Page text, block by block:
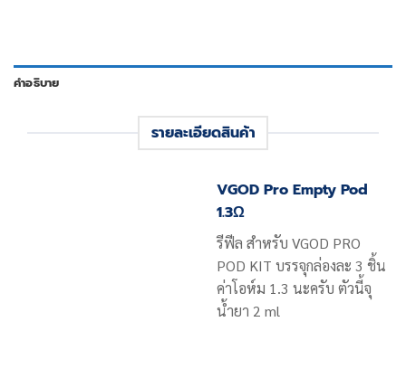
คำอธิบาย
รายละเอียดสินค้า
VGOD Pro Empty Pod
1.3Ω
รีฟีล สำหรับ VGOD PRO
POD KIT บรรจุกล่องละ 3 ชิ้น
ค่าโอห์ม 1.3 นะครับ ตัวนี้จุ
น้ำยา 2 ml